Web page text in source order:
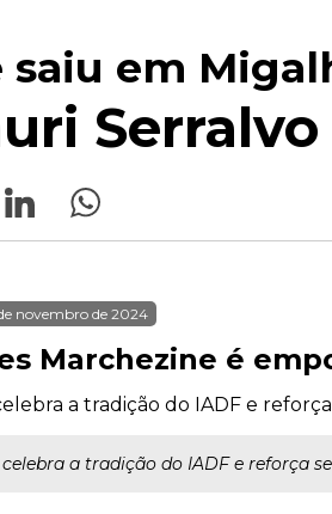
saiu em
Serralvo
novembro de 2024
Marchezine é
a tradição do IADF e
a tradição do IADF e reforça